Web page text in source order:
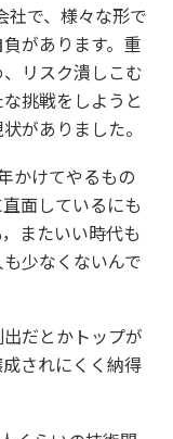
社で、様々な形で
があります。重
リスク潰しこむ
挑戦をしようと
がありました。
かけてやるもの
面しているにも
またいい時代も
少なくないんで
だとかトップが
されにくく納得